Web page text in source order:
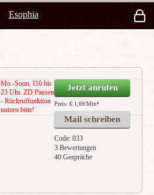
Esophia
Jetzt anrufen
Preis: € 1,69/Min*
Mail schreiben
Code: 033
3 Bewertungen
40 Gespräche
Mo.-Sonn. I10 bis
23 Uhr. ZD Pausen
- Rückruffunktion
nutzen bitte!